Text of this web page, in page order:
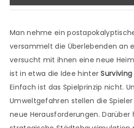
Man nehme ein
versammelt die Überlebenden an
versucht mit ihnen eine neue
ist in etwa die Idee hinter
Einfach ist das Spielprinzip nicht.
Umweltgefahren stellen die
neue Herausforderungen. Darüber